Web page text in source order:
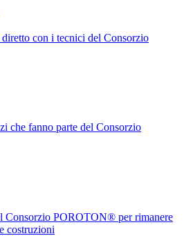
con i tecnici del Consorzio
che fanno parte del Consorzio
Consorzio POROTON® per rimanere
costruzioni